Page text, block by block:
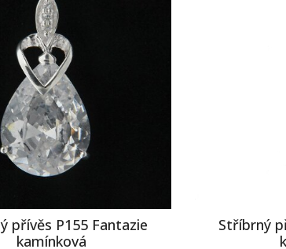
přívěs P155 Fantazie
kamínková
Stříbrný